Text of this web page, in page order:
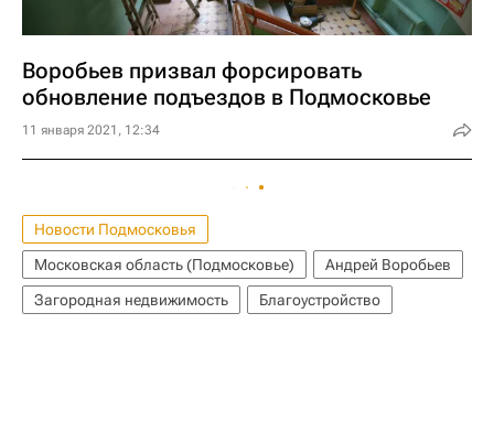
Воробьев призвал форсировать
обновление подъездов в Подмосковье
11 января 2021, 12:34
Новости Подмосковья
Московская область (Подмосковье)
Андрей Воробьев
Загородная недвижимость
Благоустройство